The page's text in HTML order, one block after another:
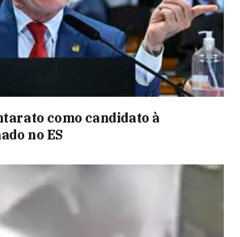
como candidato à
no ES